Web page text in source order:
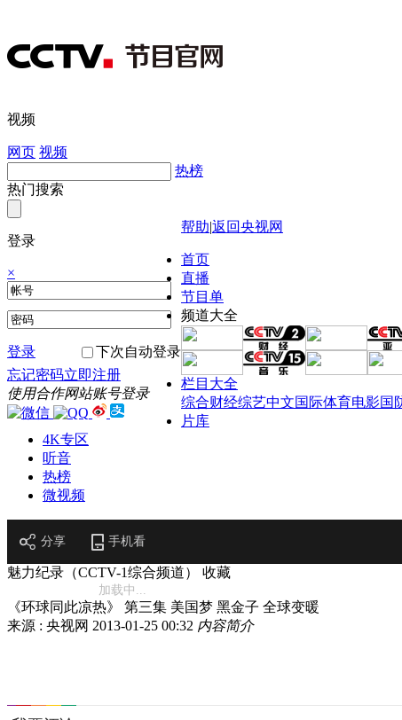
视频
网页 视频
热榜
热门搜索
登录
×
登录
下次自动登录
忘记密码立即注册
使用合作网站账号登录
帮助|返回央视网
首页
直播
节目单
频道大全
栏目大全
综合财经综艺中文国际体育电影国
片库
4K专区
听音
热榜
微视频
分享 手机看
魅力纪录（CCTV-1综合频道） 收藏
加载中...
《环球同此凉热》 第三集 美国梦 黑金子 全球变暖
来源 : 央视网 2013-01-25 00:32 内容简介